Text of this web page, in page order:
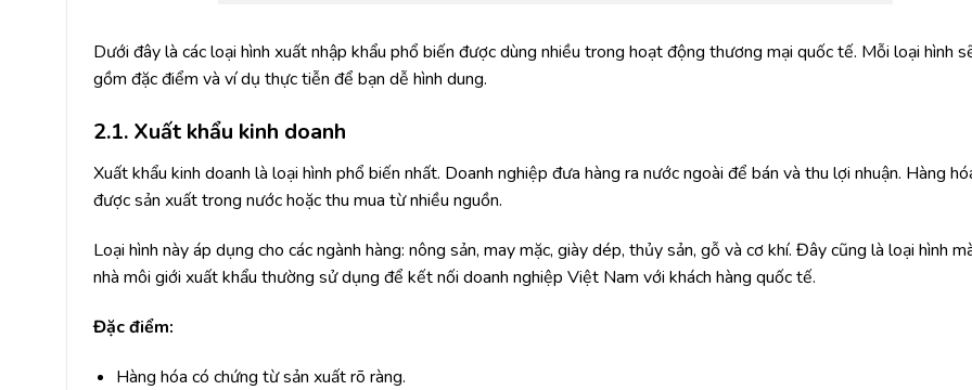
Dưới đây là các loại hình xuất nhập khẩu phổ biến được dùng nhiều trong hoạt động thương mại quốc tế. Mỗi loại hình
gồm đặc điểm và ví dụ thực tiễn để bạn dễ hình dung.
2.1. Xuất khẩu kinh doanh
Xuất khẩu kinh doanh là loại hình phổ biến nhất. Doanh nghiệp đưa hàng ra nước ngoài để bán và thu lợi nhuận. Hàng
được sản xuất trong nước hoặc thu mua từ nhiều nguồn.
Loại hình này áp dụng cho các ngành hàng: nông sản, may mặc, giày dép, thủy sản, gỗ và cơ khí. Đây cũng là loại hình
nhà môi giới xuất khẩu thường sử dụng để kết nối doanh nghiệp Việt Nam với khách hàng quốc tế.
Đặc điểm:
Hàng hóa có chứng từ sản xuất rõ ràng.